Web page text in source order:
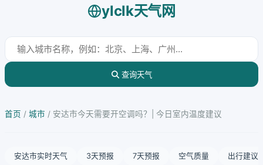
ylclk天气网
查询天气
首页 / 城市 / 安达市今天需要开空调吗？| 今日室内温度建议
安达市实时天气 3天预报 7天预报 空气质量 出行建议